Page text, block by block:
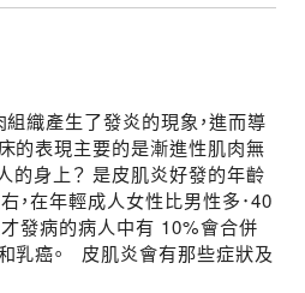
織產生了發炎的現象，進而導
的表現主要的是漸進性肌肉無
的身上？ 是皮肌炎好發的年齡
，在年輕成人女性比男性多．40
發病的病人中有 10%會合併
乳癌。 皮肌炎會有那些症狀及